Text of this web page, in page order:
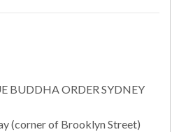
BUDDHA ORDER SYDNEY
(corner of Brooklyn Street)